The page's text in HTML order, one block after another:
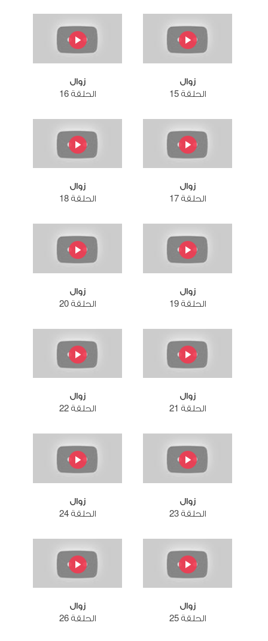
زوال
الحلقة 15
زوال
الحلقة 16
زوال
الحلقة 17
زوال
الحلقة 18
زوال
الحلقة 19
زوال
الحلقة 20
زوال
الحلقة 21
زوال
الحلقة 22
زوال
الحلقة 23
زوال
الحلقة 24
زوال
الحلقة 25
زوال
الحلقة 26